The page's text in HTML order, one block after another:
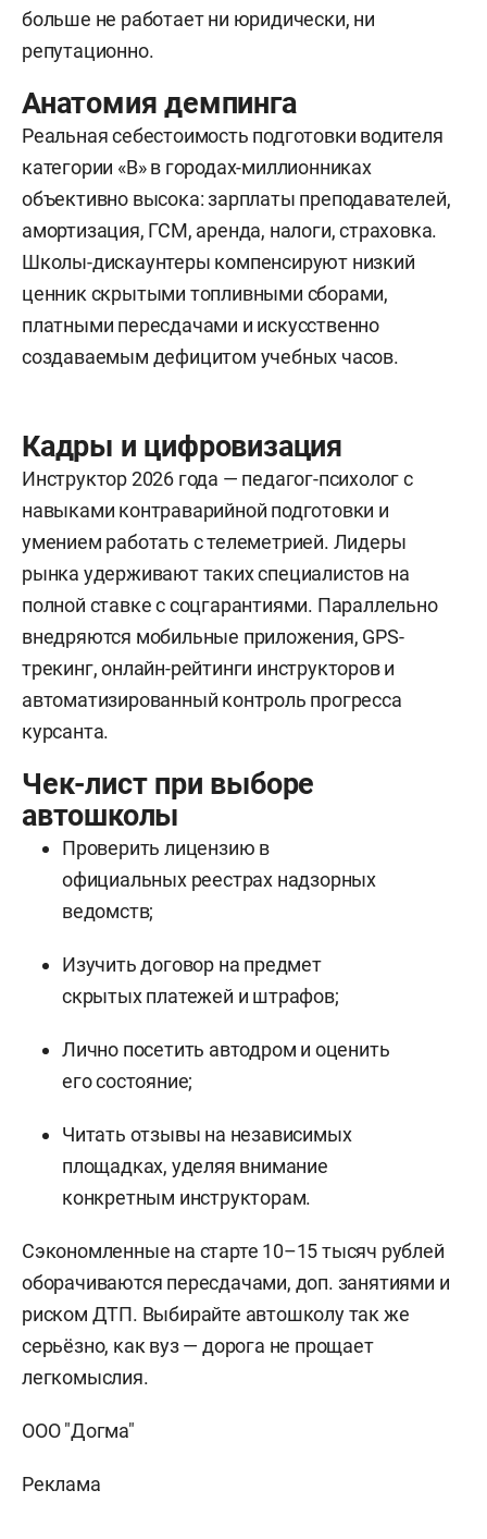
больше не работает ни юридически, ни
репутационно.
Анатомия демпинга
Реальная себестоимость подготовки водителя
категории «В» в городах-миллионниках
объективно высока: зарплаты преподавателей,
амортизация, ГСМ, аренда, налоги, страховка.
Школы-дискаунтеры компенсируют низкий
ценник скрытыми топливными сборами,
платными пересдачами и искусственно
создаваемым дефицитом учебных часов.
Кадры и цифровизация
Инструктор 2026 года — педагог-психолог с
навыками контраварийной подготовки и
умением работать с телеметрией. Лидеры
рынка удерживают таких специалистов на
полной ставке с соцгарантиями. Параллельно
внедряются мобильные приложения, GPS-
трекинг, онлайн-рейтинги инструкторов и
автоматизированный контроль прогресса
курсанта.
Чек-лист при выборе
автошколы
Проверить лицензию в
официальных реестрах надзорных
ведомств;
Изучить договор на предмет
скрытых платежей и штрафов;
Лично посетить автодром и оценить
его состояние;
Читать отзывы на независимых
площадках, уделяя внимание
конкретным инструкторам.
Сэкономленные на старте 10–15 тысяч рублей
оборачиваются пересдачами, доп. занятиями и
риском ДТП. Выбирайте автошколу так же
серьёзно, как вуз — дорога не прощает
легкомыслия.
ООО "Догма"
Реклама